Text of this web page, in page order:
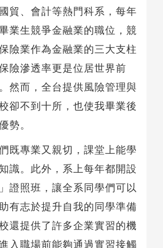
貿、會計等熱門科系，每年
業生競爭金融業的職位，競
險業作為金融業的三大支柱
險滲透率更是位居世界前
然而，全台提供風險管理與
卻不到十所，也使我畢業後
勢。
專業又親切，課堂上能學
識。此外，系上每年都開設
證照班，讓全系同學們可以
有志於提升自我的同學準備
還提供了許多企業實習的機
入職場前能夠通過實習接觸